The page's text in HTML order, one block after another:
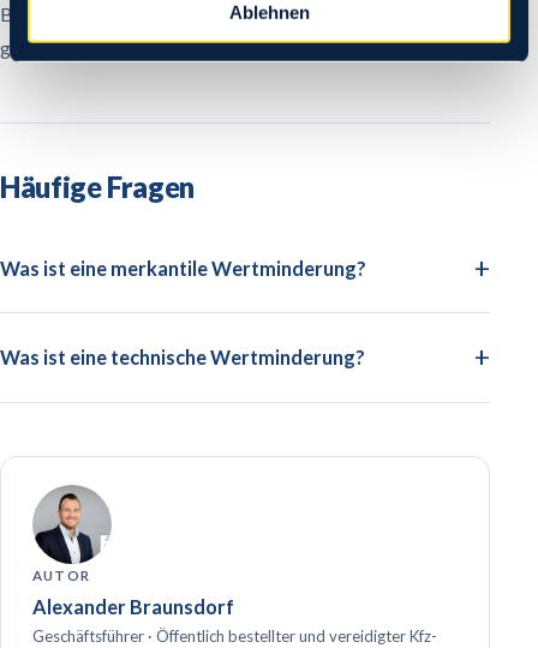
Ablehnen
Beide können Ihre Schadenersatzansprüche erhöhen und
gehören in jedes Unfallgutachten.
Häufige Fragen
Was ist eine merkantile Wertminderung?
Was ist eine technische Wertminderung?
AUTOR
Alexander Braunsdorf
Geschäftsführer · Öffentlich bestellter und vereidigter Kfz-